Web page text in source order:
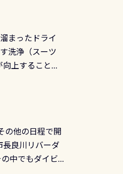
まったドライ
洗浄（スーツ
上することで
べます ●給気バ
ブ」のオーバ
に空気が入り
ください！！ ●
の他の日程で開
良川リバーダ
中でもダイビ